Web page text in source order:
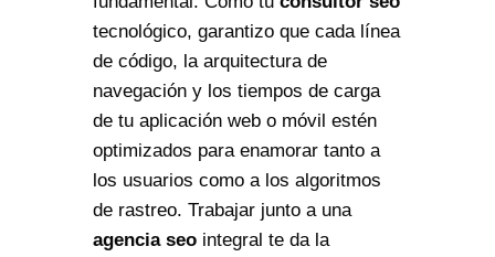
tecnológico, garantizo que cada línea
de código, la arquitectura de
navegación y los tiempos de carga
de tu aplicación web o móvil estén
optimizados para enamorar tanto a
los usuarios como a los algoritmos
de rastreo. Trabajar junto a una
agencia seo integral te da la